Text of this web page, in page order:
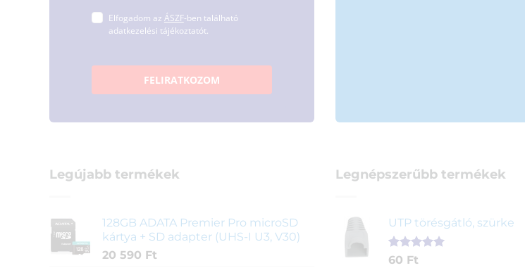
Elfogadom az ÁSZF-ben található
adatkezelési tájékoztatót.
FELIRATKOZOM
Legújabb termékek
128GB ADATA Premier Pro microSD
kártya + SD adapter (UHS-I U3, V30)
20 590 Ft
Legnépszerűbb termékek
UTP törésgátló, szürke
Értékelés
1
60 Ft